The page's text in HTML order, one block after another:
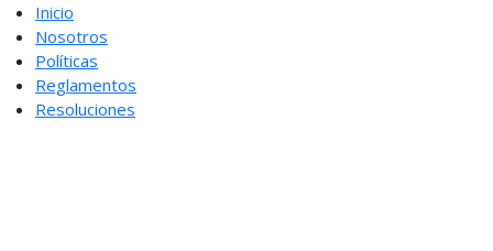
Inicio
Nosotros
Políticas
Reglamentos
Resoluciones